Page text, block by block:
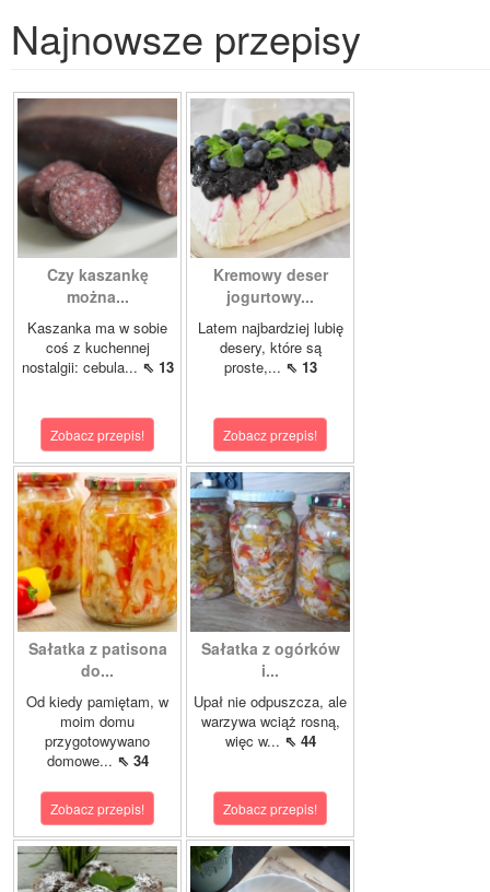
Najnowsze przepisy
Czy kaszankę
można...
Kaszanka ma w sobie
coś z kuchennej
nostalgii: cebula... ⇖ 13
Zobacz przepis!
Kremowy deser
jogurtowy...
Latem najbardziej lubię
desery, które są
proste,... ⇖ 13
Zobacz przepis!
Sałatka z patisona
do...
Od kiedy pamiętam, w
moim domu
przygotowywano
domowe... ⇖ 34
Zobacz przepis!
Sałatka z ogórków
i...
Upał nie odpuszcza, ale
warzywa wciąż rosną,
więc w... ⇖ 44
Zobacz przepis!